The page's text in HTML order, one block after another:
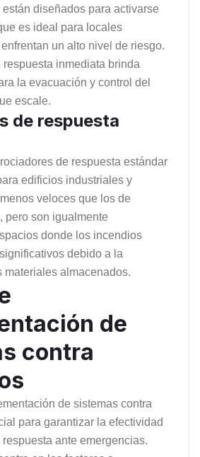
diseñados para activarse
es ideal para locales
un alto nivel de riesgo.
inmediata brinda
la evacuación y control del
escale.
de respuesta
de respuesta estándar
edificios industriales y
veloces que los de
pero son igualmente
donde los incendios
debido a la
materiales almacenados.
de
contra
de sistemas contra
para garantizar la efectividad
ante emergencias.